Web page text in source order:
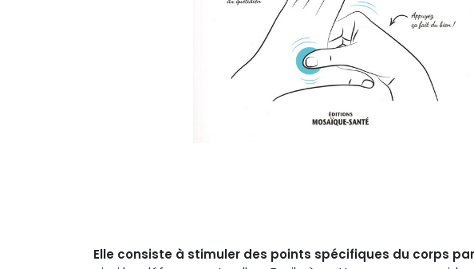
Elle consiste à stimuler des points spécifiques du corps